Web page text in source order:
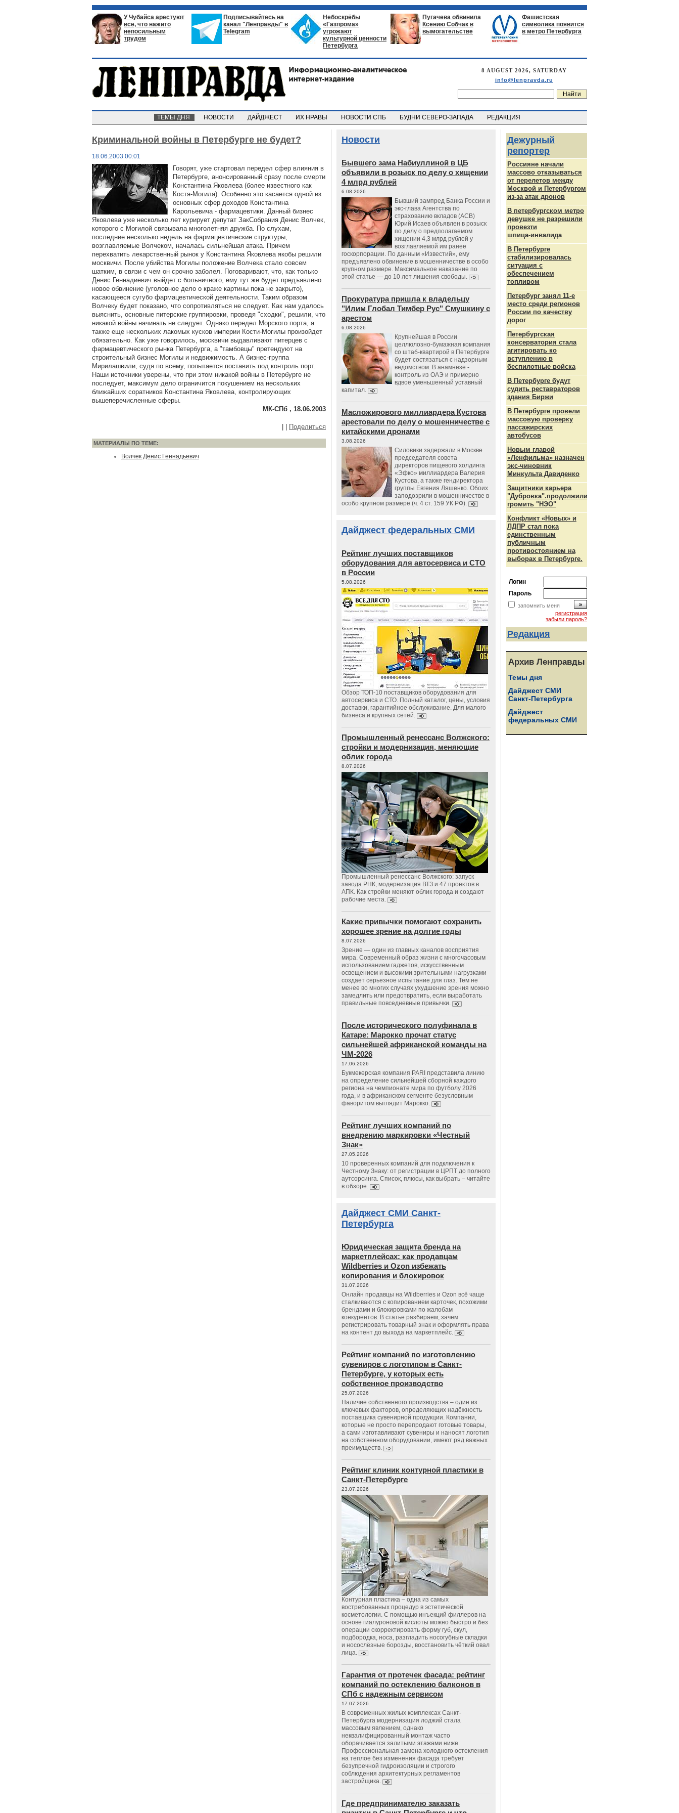
У Чубайса арестуют
все, что нажито
непосильным
трудом
Подписывайтесь на
канал "Ленправды" в
Telegram
Небоскрёбы
«Газпрома»
угрожают
культурной ценности
Петербурга
Пугачева обвинила
Ксению Собчак в
вымогательстве
Фашистская
символика появится
в метро Петербурга
8 AUGUST 2026, SATURDAY
info@lenpravda.ru
ТЕМЫ ДНЯ НОВОСТИ ДАЙДЖЕСТ ИХ НРАВЫ НОВОСТИ СПБ БУДНИ СЕВЕРО-ЗАПАДА РЕДАКЦИЯ
Криминальной войны в Петербурге не будет?
18.06.2003 00:01
Говорят, уже стартовал передел сфер влияния в
Петербурге, анонсированный сразу после смерти
Константина Яковлева (более известного как
Костя-Могила). Особенно это касается одной из
основных сфер доходов Константина
Карольевича - фармацевтики. Данный бизнес
Яковлева уже несколько лет курирует депутат ЗакСобрания Денис Волчек,
которого с Могилой связывала многолетняя дружба. По слухам,
последние несколько недель на фармацевтические структуры,
возглавляемые Волчеком, началась сильнейшая атака. Причем
перехватить лекарственный рынок у Константина Яковлева якобы решили
москвичи. После убийства Могилы положение Волчека стало совсем
шатким, в связи с чем он срочно заболел. Поговаривают, что, как только
Денис Геннадиевич выйдет с больничного, ему тут же будет предъявлено
новое обвинение (уголовное дело о краже картины пока не закрыто),
касающееся сугубо фармацевтической деятельности. Таким образом
Волчеку будет показано, что сопротивляться не следует. Как нам удалось
выяснить, основные питерские группировки, проведя "сходки", решили, что
никакой войны начинать не следует. Однако передел Морского порта, а
также еще нескольких лакомых кусков империи Кости-Могилы произойдет
обязательно. Как уже говорилось, москвичи выдавливают питерцев с
фармацевтического рынка Петербурга, а "тамбовцы" претендуют на
строительный бизнес Могилы и недвижимость. А бизнес-группа
Мирилашвили, судя по всему, попытается поставить под контроль порт.
Наши источники уверены, что при этом никакой войны в Петербурге не
последует, максимум дело ограничится покушением на нескольких
ближайших соратников Константина Яковлева, контролирующих
вышеперечисленные сферы.
МК-СПб , 18.06.2003
Поделиться
МАТЕРИАЛЫ ПО ТЕМЕ:
Волчек Денис Геннадьевич
Новости
Бывшего зама Набиуллиной в ЦБ
объявили в розыск по делу о хищении
4 млрд рублей
6.08.2026
Бывший зампред Банка России и
экс-глава Агентства по
страхованию вкладов (АСВ)
Юрий Исаев объявлен в розыск
по делу о предполагаемом
хищении 4,3 млрд рублей у
возглавляемой им ранее
госкорпорации. По данным «Известий», ему
предъявлено обвинение в мошенничестве в особо
крупном размере. Максимальное наказание по
этой статье — до 10 лет лишения свободы.
Прокуратура пришла к владельцу
"Илим Глобал Тимбер Рус" Смушкину с
арестом
6.08.2026
Крупнейшая в России
целлюлозно-бумажная компания
со штаб-квартирой в Петербурге
будет состязаться с надзорным
ведомством. В анамнезе -
контроль из ОАЭ и примерно
вдвое уменьшенный уставный
капитал.
Масложирового миллиардера Кустова
арестовали по делу о мошенничестве с
китайскими дронами
3.08.2026
Силовики задержали в Москве
председателя совета
директоров пищевого холдинга
«Эфко» миллиардера Валерия
Кустова, а также гендиректора
группы Евгения Ляшенко. Обоих
заподозрили в мошенничестве в
особо крупном размере (ч. 4 ст. 159 УК РФ).
Дайджест федеральных СМИ
Рейтинг лучших поставщиков
оборудования для автосервиса и СТО
в России
5.08.2026
Обзор ТОП-10 поставщиков оборудования для
автосервиса и СТО. Полный каталог, цены, условия
доставки, гарантийное обслуживание. Для малого
бизнеса и крупных сетей.
Промышленный ренессанс Волжского:
стройки и модернизация, меняющие
облик города
8.07.2026
Промышленный ренессанс Волжского: запуск
завода РНК, модернизация ВТЗ и 47 проектов в
АПК. Как стройки меняют облик города и создают
рабочие места.
Какие привычки помогают сохранить
хорошее зрение на долгие годы
8.07.2026
Зрение — один из главных каналов восприятия
мира. Современный образ жизни с многочасовым
использованием гаджетов, искусственным
освещением и высокими зрительными нагрузками
создает серьезное испытание для глаз. Тем не
менее во многих случаях ухудшение зрения можно
замедлить или предотвратить, если выработать
правильные повседневные привычки.
После исторического полуфинала в
Катаре: Марокко прочат статус
сильнейшей африканской команды на
ЧМ-2026
17.06.2026
Букмекерская компания PARI представила линию
на определение сильнейшей сборной каждого
региона на чемпионате мира по футболу 2026
года, и в африканском сегменте безусловным
фаворитом выглядит Марокко.
Рейтинг лучших компаний по
внедрению маркировки «Честный
Знак»
27.05.2026
10 проверенных компаний для подключения к
Честному Знаку: от регистрации в ЦРПТ до полного
аутсорсинга. Список, плюсы, как выбрать – читайте
в обзоре.
Дайджест СМИ Санкт-
Петербурга
Юридическая защита бренда на
маркетплейсах: как продавцам
Wildberries и Ozon избежать
копирования и блокировок
31.07.2026
Онлайн продавцы на Wildberries и Ozon всё чаще
сталкиваются с копированием карточек, похожими
брендами и блокировками по жалобам
конкурентов. В статье разбираем, зачем
регистрировать товарный знак и оформлять права
на контент до выхода на маркетплейс.
Рейтинг компаний по изготовлению
сувениров с логотипом в Санкт-
Петербурге, у которых есть
собственное производство
25.07.2026
Наличие собственного производства – один из
ключевых факторов, определяющих надёжность
поставщика сувенирной продукции. Компании,
которые не просто перепродают готовые товары,
а сами изготавливают сувениры и наносят логотип
на собственном оборудовании, имеют ряд важных
преимуществ.
Рейтинг клиник контурной пластики в
Санкт-Петербурге
23.07.2026
Контурная пластика – одна из самых
востребованных процедур в эстетической
косметологии. С помощью инъекций филлеров на
основе гиалуроновой кислоты можно быстро и без
операции скорректировать форму губ, скул,
подбородка, носа, разгладить носогубные складки
и носослёзные борозды, восстановить чёткий овал
лица.
Гарантия от протечек фасада: рейтинг
компаний по остеклению балконов в
СПб с надежным сервисом
17.07.2026
В современных жилых комплексах Санкт-
Петербурга модернизация лоджий стала
массовым явлением, однако
неквалифицированный монтаж часто
оборачивается залитыми этажами ниже.
Профессиональная замена холодного остекления
на теплое без изменения фасада требует
безупречной гидроизоляции и строгого
соблюдения архитектурных регламентов
застройщика.
Где предпринимателю заказать
Дежурный
репортер
Россияне начали
массово отказываться
от перелетов между
Москвой и Петербургом
из-за атак дронов
В петербургском метро
девушке не разрешили
провезти
шпица‑инвалида
В Петербурге
стабилизировалась
ситуация с
обеспечением
топливом
Петербург занял 11-е
место среди регионов
России по качеству
дорог
Петербургская
консерватория стала
агитировать ко
вступлению в
беспилотные войска
В Петербурге будут
судить реставраторов
здания Биржи
В Петербурге провели
массовую проверку
пассажирских
автобусов
Новым главой
«Ленфильма» назначен
экс-чиновник
Минкульта Давиденко
Защитники карьера
"Дубровка".продолжили
громить "НЭО"
Конфликт «Новых» и
ЛДПР стал пока
единственным
публичным
противостоянием на
выборах в Петербурге.
Логин
Пароль
запомнить меня
регистрация
забыли пароль?
Редакция
Архив Ленправды
Темы дня
Дайджест СМИ
Санкт-Петербурга
Дайджест
федеральных СМИ